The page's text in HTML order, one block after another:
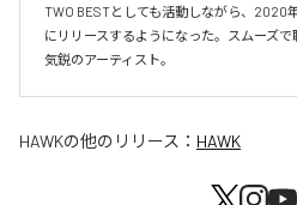
TWO BESTとしても活動しながら、2020
にリリースするようになった。スムーズ
気鋭のアーティスト。
HAWKの他のリリース： HAWK